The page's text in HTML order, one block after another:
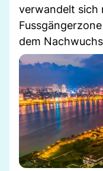
verwandelt sich
dem